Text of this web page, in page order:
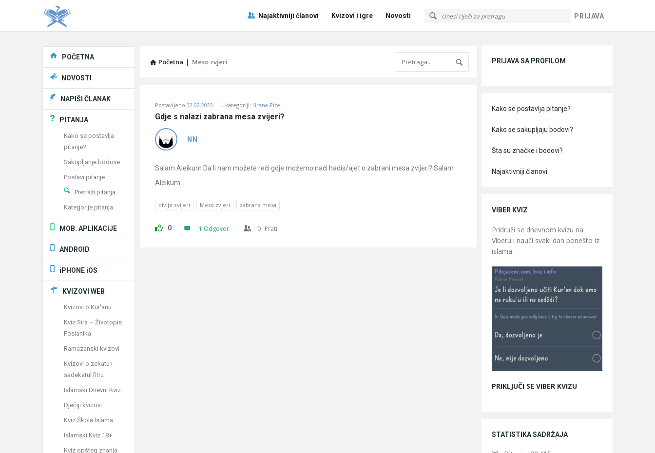
PRIJAVA
Pitaj
Učene
Najaktivniji članovi Kvizovi i igre Novosti
Početna | Meso zvjeri
Učene
Latest
Pitanja
Postavljeno 02.02.2023 u kategoriji: Hrana Piće
Gdje s nalazi zabrana mesa zvijeri?
NN
Salam Aleikum Da li nam možete reći gdje možemo naći hadis/ajet o zabrani mesa zvijeri? Salam
Aleikum
divlje zvijeri Meso zvjeri zabrana mesa
0 1 Odgovor 0 Prati
PRIJAVA SA PROFILOM
Kako se postavlja pitanje?
Kako se sakupljaju bodovi?
Šta su značke i bodovi?
Najaktivniji članovi
VIBER KVIZ
Pridruži se dnevnom kvizu na
Viberu i nauči svaki dan ponešto iz
islama.
PRIKLJUČI SE VIBER KVIZU
STATISTIKA SADRŽAJA
Explore
POČETNA
NOVOSTI
NAPIŠI ČLANAK
PITANJA
Kako se postavlja
pitanje?
Sakupljanje bodove
Postavi pitanje
Pretraži pitanja
Kategorije pitanja
MOB. APLIKACIJE
ANDROID
iPHONE iOS
KVIZOVI WEB
Kvizovi o Kur'anu
Kviz Sira – Životopis
Poslanika
Ramazanski kvizovi
Kvizovi o zekatu i
sadekatul fitru
Islamski Dnevni Kviz
Dječiji kvizovi
Kviz Škola Islama
Islamski Kviz 18+
Kviz opšteg znanja